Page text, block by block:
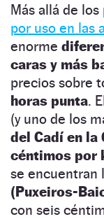
Más allá de
por uso en las
enorme
caras y más
precios sobre
horas punta.
(y uno de los
del Cadí en la
céntimos por
se encuentran
(Puxeiros-
con seis